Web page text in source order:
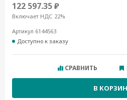
122 597.35 ₽
Включает НДС 22%
Артикул 6144563
Доступно к заказу
СРАВНИТЬ
В